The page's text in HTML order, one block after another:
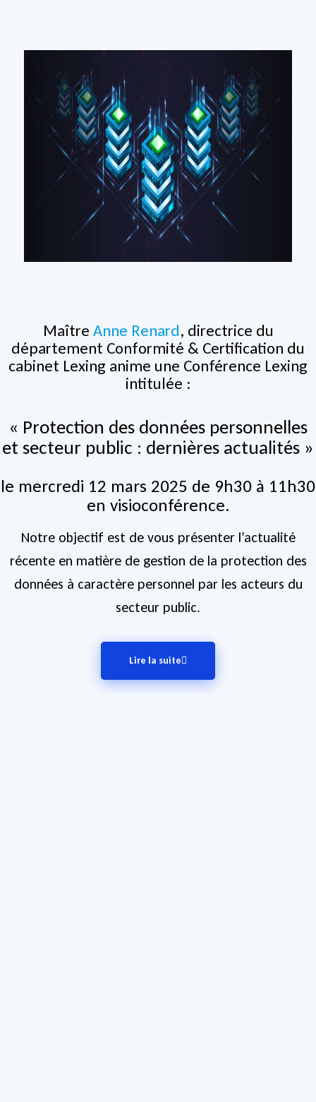
Maître Anne Renard, directrice du
département Conformité & Certification du
cabinet Lexing anime une Conférence Lexing
intitulée :
« Protection des données personnelles
et secteur public : dernières actualités »
le mercredi 12 mars 2025 de 9h30 à 11h30
en visioconférence.
Notre objectif est de vous présenter l’actualité
récente en matière de gestion de la protection des
données à caractère personnel par les acteurs du
secteur public.
Lire la suite